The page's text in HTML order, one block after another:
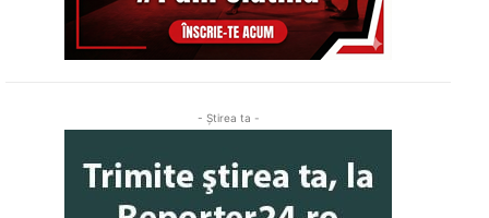
- Ştirea ta -